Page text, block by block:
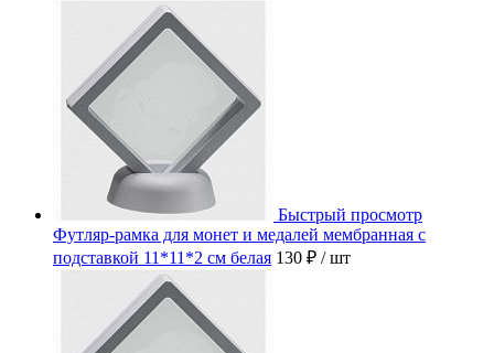
Быстрый просмотр
Футляр-рамка для монет и медалей мембранная с
подставкой 11*11*2 см белая 130 ₽ / шт